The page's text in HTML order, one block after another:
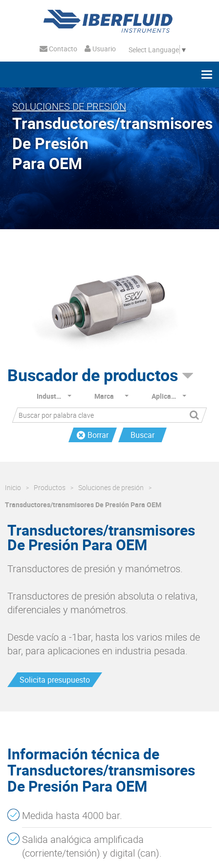
Contacto Usuario Select Language ▼
SOLUCIONES DE PRESIÓN
Transductores/transmisores
De Presión
Para OEM
Buscador de productos
Industria Marca Aplicación
Borrar Buscar
Inicio Productos
Soluciones de presión
Transductores/transmisores De Presión Para OEM
Transductores/transmisores
De Presión Para OEM
Transductores de presión y manómetros.
Transductores de presión absoluta o relativa,
diferenciales y manómetros.
Desde vacío a -1bar, hasta los varios miles de
bar, para aplicaciones en industria pesada.
Solicita presupuesto
Información técnica de
Transductores/transmisores
De Presión Para OEM
Medida hasta 4000 bar.
Salida analógica amplificada
(corriente/tensión) y digital (can).